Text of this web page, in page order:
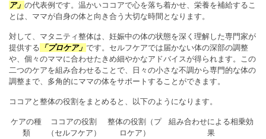
ア」 の代表例です。温かいココアで心を落ち着かせ、栄養を補給するこ
とは、ママが自身の体と向き合う大切な時間となります。
対して、マタニティ整体は、妊娠中の体の状態を深く理解した専門家が
提供する 「プロケア」 です。セルフケアでは届かない体の深部の調整
や、個々のママに合わせたきめ細やかなアドバイスが得られます。この
二つのケアを組み合わせることで、日々の小さな不調から専門的な体の
調整まで、多角的にママの体をサポートすることができます。
ココアと整体の役割をまとめると、以下のようになります。
ケアの種
類
ココアの役割
（セルフケア）
整体の役割（プ
ロケア）
組み合わせによる相乗効
果